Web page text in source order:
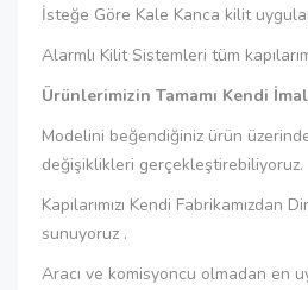
İsteğe Göre Kale Kanca kilit
Alarmlı Kilit Sistemleri tüm
Ürünlerimizin Tamamı Kendi
Modelini beğendiğiniz ürün
değişiklikleri gerçekleştirebiliyoruz.
Kapılarımızı Kendi Fabrikamızdan
sunuyoruz .
Aracı ve komisyoncu olmadan en